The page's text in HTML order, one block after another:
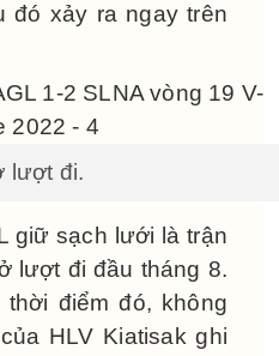
đó xảy ra ngay trên
lượt đi.
giữ sạch lưới là trận
lượt đi đầu tháng 8.
điểm đó, không
HLV Kiatisak ghi